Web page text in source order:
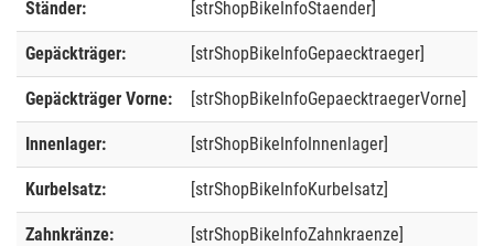
Ständer: [strShopBikeInfoStaender]
Gepäckträger: [strShopBikeInfoGepaecktraeger]
Gepäckträger Vorne: [strShopBikeInfoGepaecktraegerVorne]
Innenlager: [strShopBikeInfoInnenlager]
Kurbelsatz: [strShopBikeInfoKurbelsatz]
Zahnkränze: [strShopBikeInfoZahnkraenze]